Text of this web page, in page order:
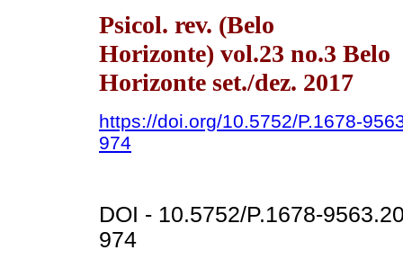
Psicol. rev. (Belo
Horizonte) vol.23 no.3 Belo
Horizonte set./dez. 2017
https://doi.org/10.5752/P.1678-
974
DOI - 10.5752/P.1678-
974